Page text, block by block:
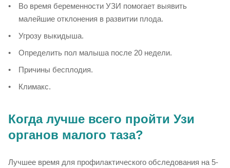
Во время беременности УЗИ помогает выявить
малейшие отклонения в развитии плода.
Угрозу выкидыша.
Определить пол малыша после 20 недели.
Причины бесплодия.
Климакс.
Когда лучше всего пройти Узи
органов малого таза?
Лучшее время для профилактического обследования на 5-